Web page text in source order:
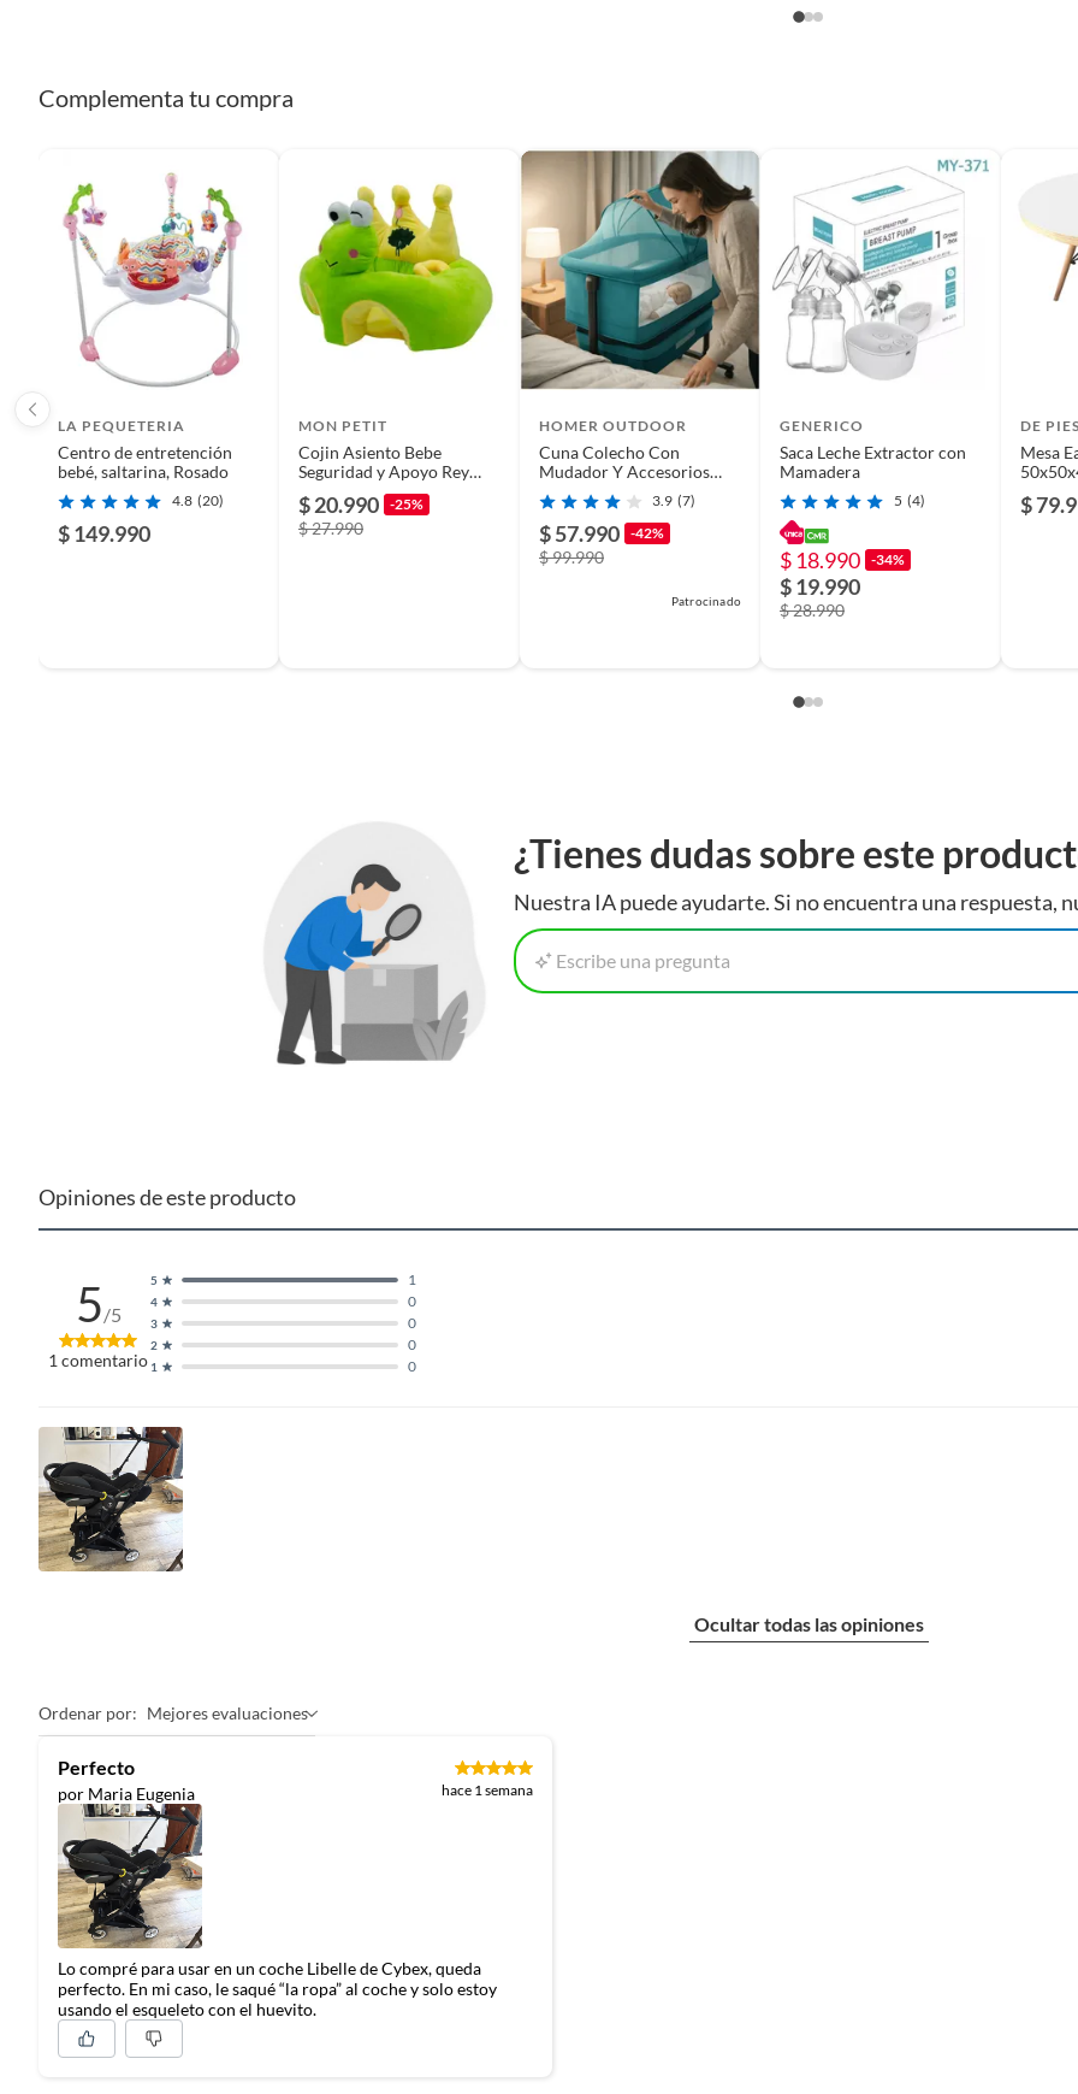
Dimensiones
Garantía 3 meses
Complementa tu compra
LA PEQUETERIA
Centro de entretención
bebé, saltarina, Rosado
4.8 (20)
$ 149.990
MON PETIT
Cojin Asiento Bebe
Seguridad y Apoyo Rey
$ 20.990 -25%
$ 27.990
HOMER OUTDOOR
Cuna Colecho Con
Mudador Y Accesorios
verde oscuro Homer
3.9 (7)
$ 57.990 -42%
$ 99.990
Patrocinado
GENERICO
Saca Leche Extractor con
Mamadera
5 (4)
$ 18.990 -34%
$ 19.990
$ 28.990
DE
Mesa
$
¿Tienes dudas sobre este
Nuestra IA puede ayudarte. Si no encuentra una respuesta,
Escribe una pregunta
Opiniones de este producto
5/5
1 comentario 1 0
2 0
3 0
4 0
5 1
Ocultar todas las opiniones
Ordenar por: Mejores evaluaciones
Perfecto
por Maria Eugenia hace 1 semana
Lo compré para usar en un coche Libelle de Cybex, queda
perfecto. En mi caso, le saqué “la ropa” al coche y solo estoy
usando el esqueleto con el huevito.